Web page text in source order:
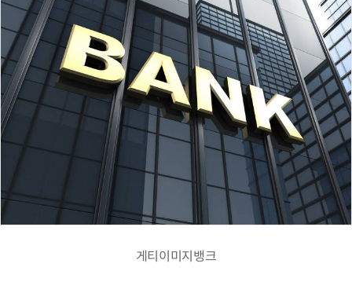
게티이미지뱅크